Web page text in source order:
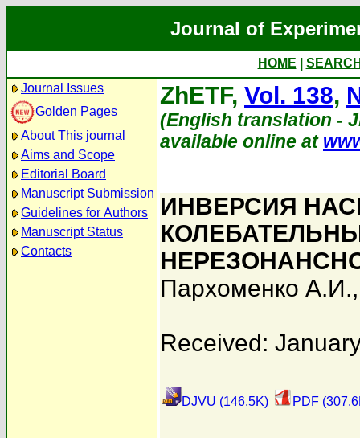
Journal of
HOME
Journal Issues
Golden Pages
About This journal
Aims and Scope
Editorial Board
Manuscript Submission
Guidelines for Authors
Manuscript Status
Contacts
ZhETF, Vol. 138,
(English translation -
available online at
ИНВЕРСИЯ
Пархоменко А.И.
Received:
DJVU (146.5K) PDF